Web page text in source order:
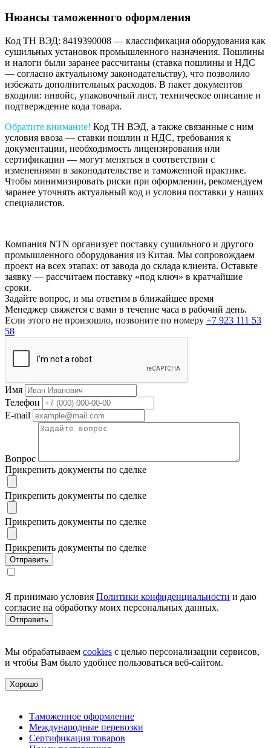
Нюансы таможенного оформления
Код ТН ВЭД: 8419390008 — классификация оборудования как
сушильных установок промышленного назначения. Пошлины
и налоги были заранее рассчитаны (ставка пошлины и НДС
— согласно актуальному законодательству), что позволило
избежать дополнительных расходов. В пакет документов
входили: инвойс, упаковочный лист, техническое описание и
подтверждение кода товара.
Обратите внимание! Код ТН ВЭД, а также связанные с ним
условия ввоза — ставки пошлин и НДС, требования к
документации, необходимость лицензирования или
сертификации — могут меняться в соответствии с
изменениями в законодательстве и таможенной практике.
Чтобы минимизировать риски при оформлении, рекомендуем
заранее уточнять актуальный код и условия поставки у наших
специалистов.
Компания NTN организует поставку сушильного и другого
промышленного оборудования из Китая. Мы сопровождаем
проект на всех этапах: от завода до склада клиента. Оставьте
заявку — рассчитаем поставку «под ключ» в кратчайшие
сроки.
Задайте вопрос, и мы ответим в ближайшее время
Менеджер свяжется с вами в течение часа в рабочий день.
Если этого не произошло, позвоните по номеру +7 923 111 53
58
Имя
Телефон
E-mail
Вопрос
Прикрепить документы по сделке
Прикрепить документы по сделке
Прикрепить документы по сделке
Прикрепить документы по сделке
Я принимаю условия Политики конфиденциальности и даю
согласие на обработку моих персональных данных.
Мы обрабатываем cookies с целью персонализации сервисов,
и чтобы Вам было удобнее пользоваться веб-сайтом.
Хорошо
Таможенное оформление
Международные перевозки
Сертификация товаров